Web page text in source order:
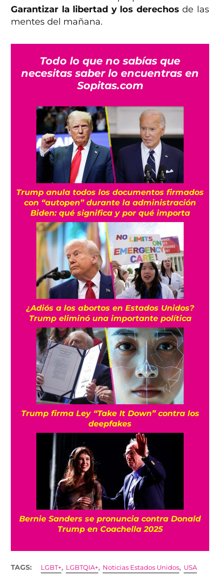
Garantizar la libertad y los derechos de las
mentes del mañana.
Todo lo que no sabías que
necesitas saber lo encuentras en
Sopitas.com
Trump anula todos los documentos firmados
con “autopen” durante la administración
Biden: qué significa y por qué importa
¿Adiós a los abortos en Estados Unidos?
Trump eliminó una importante política
Trump firma Ley “Take It Down” contra los
deepfakes
Bernie Sanders se pronuncia contra Donald
Trump en Coachella 2025
TAGS: LGBT+, LGBTQIA+, Noticias Estados Unidos, USA